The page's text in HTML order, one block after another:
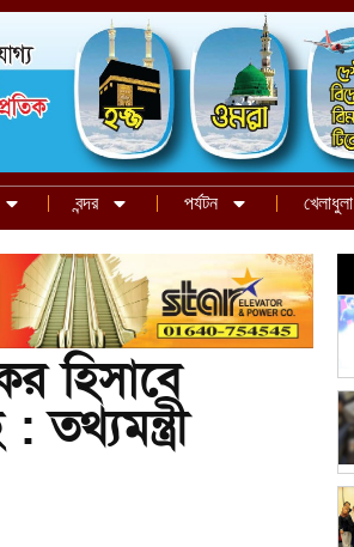
বন্দর পর্যটন খেলাধুলা
হিসাবে
তথ্যমন্ত্রী